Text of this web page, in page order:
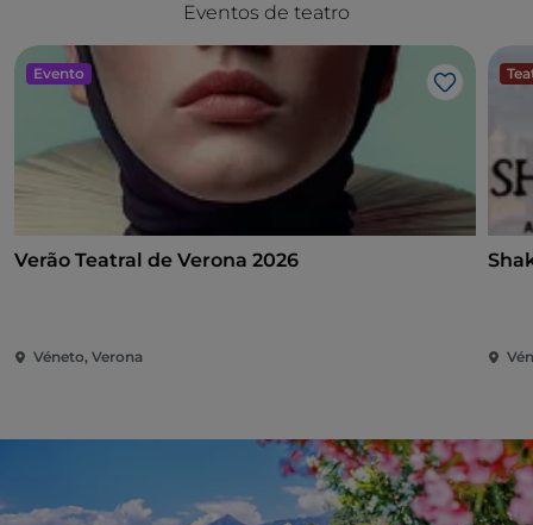
Eventos de teatro
Evento
Gosto
Verão Teatral de Verona 2026
Véneto, Verona